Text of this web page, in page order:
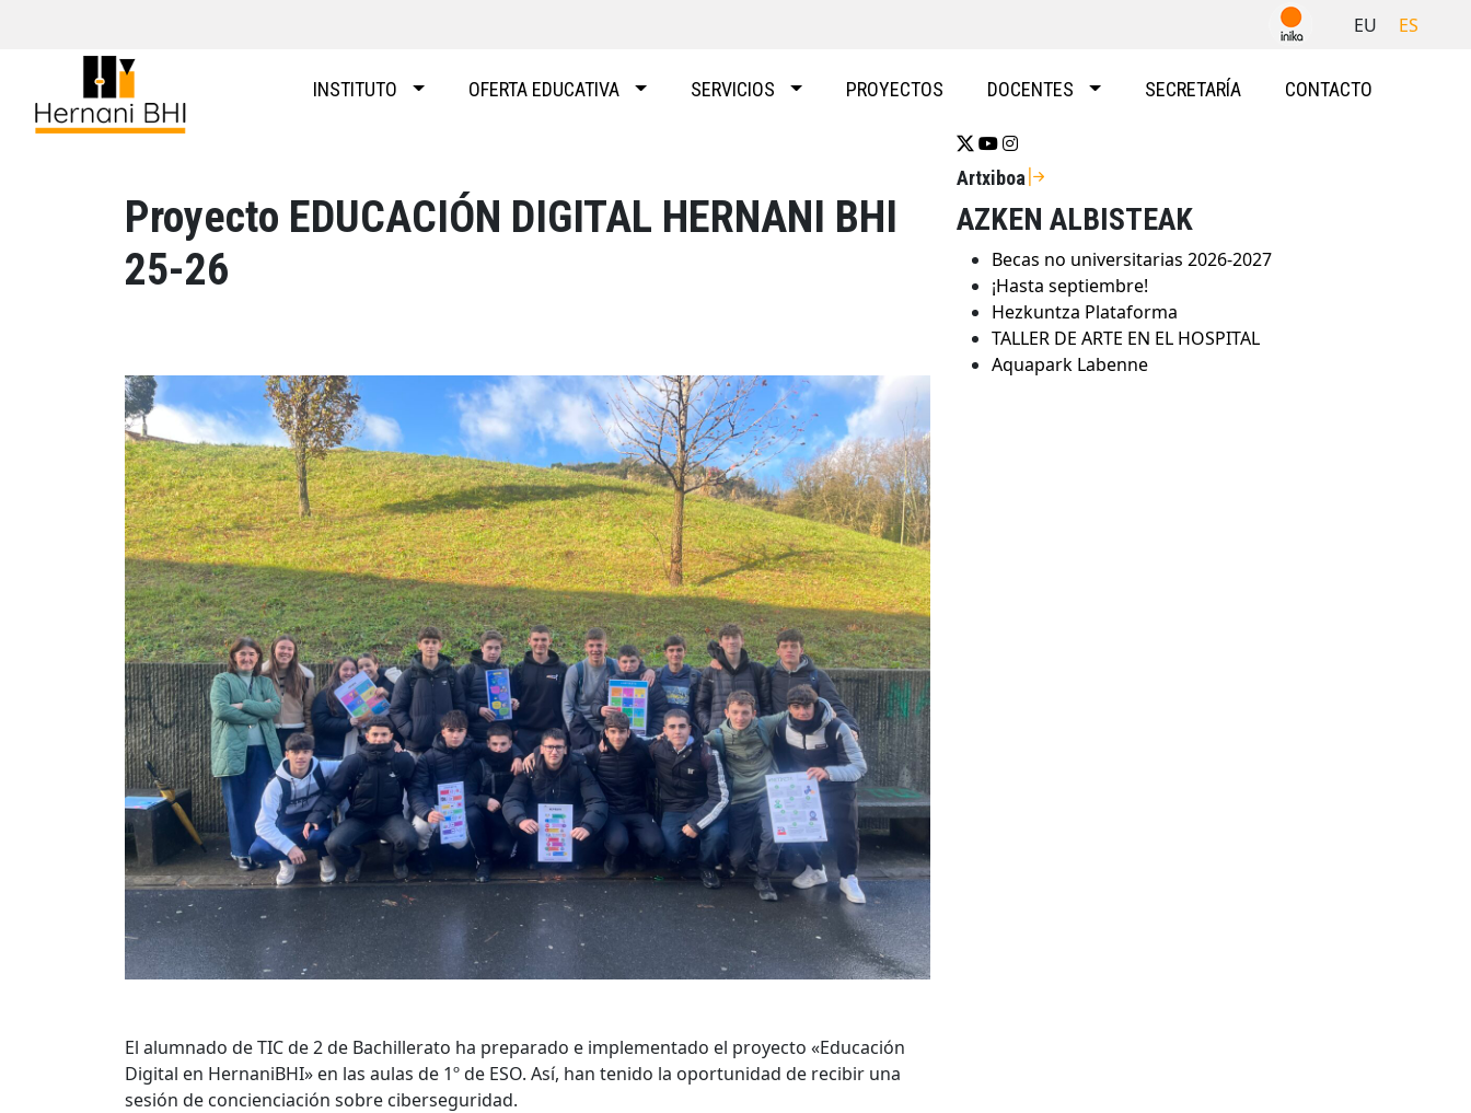
EU ES
INSTITUTO OFERTA EDUCATIVA SERVICIOS PROYECTOS DOCENTES SECRETARÍA CONTACTO
Proyecto EDUCACIÓN DIGITAL HERNANI BHI
25-26
El alumnado de TIC de 2 de Bachillerato ha preparado e implementado el proyecto «Educación
Digital en HernaniBHI» en las aulas de 1º de ESO. Así, han tenido la oportunidad de recibir una
sesión de concienciación sobre ciberseguridad.
Se abrirá nueva ventana-twitter
Se abrirá nueva ventana-youtube
Se abrirá nueva ventana-instragram
Artxiboa
AZKEN ALBISTEAK
Becas no universitarias 2026-2027
¡Hasta septiembre!
Hezkuntza Plataforma
TALLER DE ARTE EN EL HOSPITAL
Aquapark Labenne